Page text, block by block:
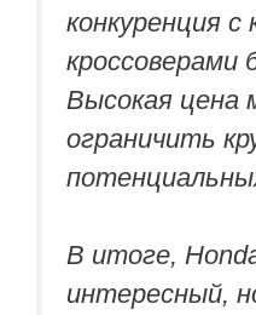
конкуренция с
кроссоверами
Высокая цена
ограничить
В итоге,
интересный,